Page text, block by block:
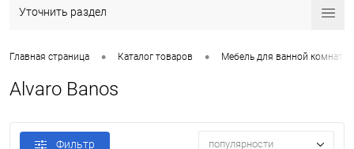
Уточнить раздел
Главная страница • Каталог товаров • Мебель для ванной комнаты
Alvaro Banos
Фильтр популярности